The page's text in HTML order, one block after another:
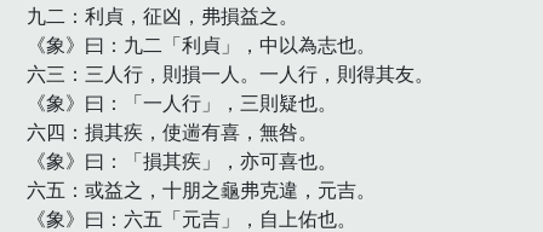
九二：利貞，征凶，弗損益之。
《象》曰：九二「利貞」，中以為志也。
六三：三人行，則損一人。一人行，則得其友。
《象》曰：「一人行」，三則疑也。
六四：損其疾，使遄有喜，無咎。
《象》曰：「損其疾」，亦可喜也。
六五：或益之，十朋之龜弗克違，元吉。
《象》曰：六五「元吉」，自上佑也。